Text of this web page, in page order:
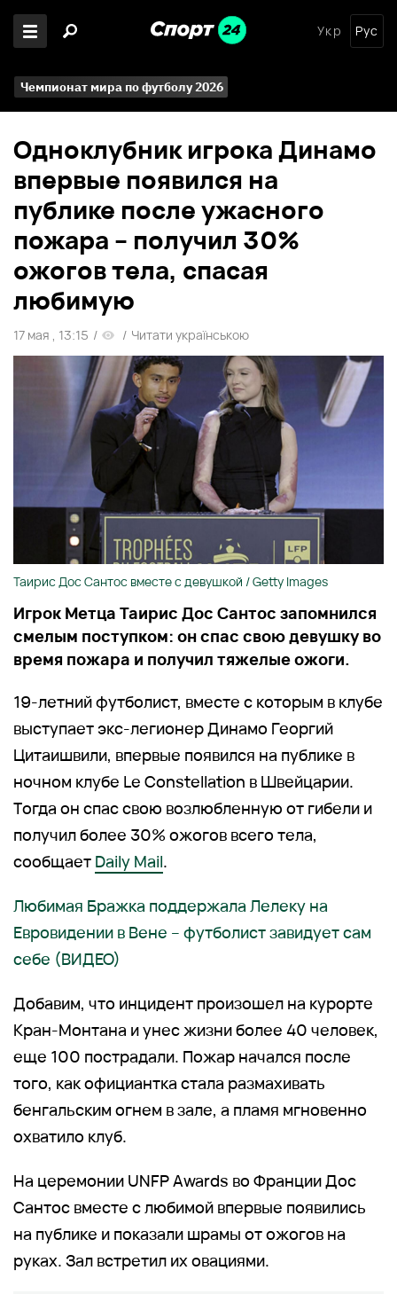
Укр Рус
Чемпионат мира по футболу 2026
Одноклубник игрока Динамо
впервые появился на
публике после ужасного
пожара – получил 30%
ожогов тела, спасая
любимую
17 мая , 13:15 / / Читати українською
Таирис Дос Сантос вместе с девушкой / Getty Images
Игрок Метца Таирис Дос Сантос запомнился
смелым поступком: он спас свою девушку во
время пожара и получил тяжелые ожоги.
19-летний футболист, вместе с которым в клубе
выступает экс-легионер Динамо Георгий
Цитаишвили, впервые появился на публике в
ночном клубе Le Constellation в Швейцарии.
Тогда он спас свою возлюбленную от гибели и
получил более 30% ожогов всего тела,
сообщает Daily Mail.
Любимая Бражка поддержала Лелеку на
Евровидении в Вене – футболист завидует сам
себе (ВИДЕО)
Добавим, что инцидент произошел на курорте
Кран-Монтана и унес жизни более 40 человек,
еще 100 пострадали. Пожар начался после
того, как официантка стала размахивать
бенгальским огнем в зале, а пламя мгновенно
охватило клуб.
На церемонии UNFP Awards во Франции Дос
Сантос вместе с любимой впервые появились
на публике и показали шрамы от ожогов на
руках. Зал встретил их овациями.